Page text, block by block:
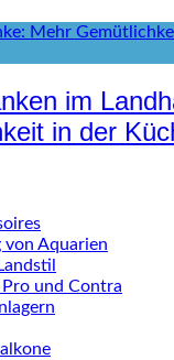
im
in der
von Aquarien
Pro und Contra